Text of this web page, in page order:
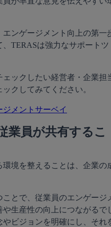
ンゲージメント向上の第一
TERASは強力なサポートツ
ックしたい経営者・企業担
クしてみてください。
メントサーベイ
業員が共有するこ
境を整えることは、企業の
とで、従業員のエンゲージ
生産性の向上につながるで
ビジョンを明確にし、それ